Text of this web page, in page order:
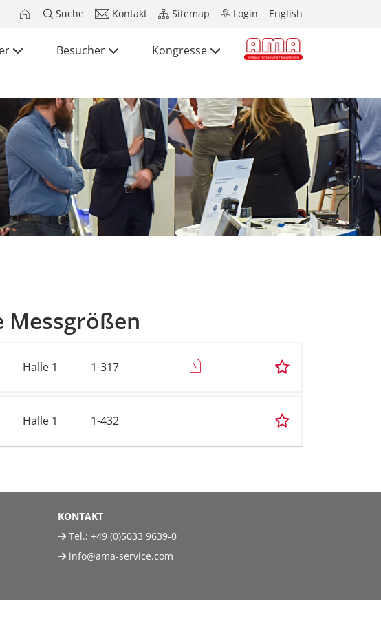
Suche Kontakt Sitemap Login English
Besucher Kongresse Presse
Messgrößen
Halle 1 1-317
Halle 1 1-432
KONTAKT
Tel.: +49 (0)5033 9639-0
info@ama-service.com